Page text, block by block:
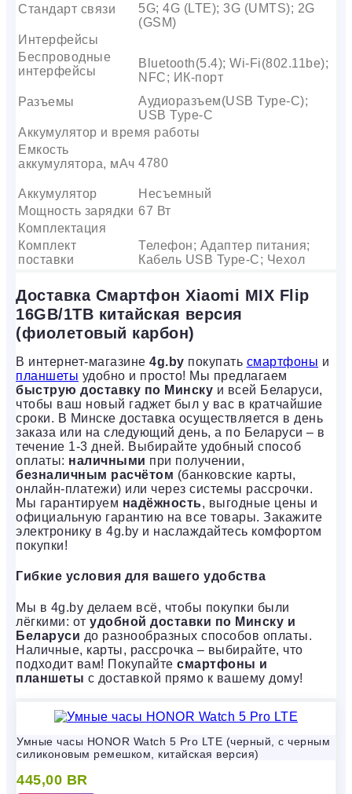
Стандарт связи
5G; 4G (LTE); 3G (UMTS); 2G
(GSM)
Интерфейсы
Беспроводные
интерфейсы
Bluetooth(5.4); Wi-Fi(802.11be);
NFC; ИК-порт
Разъемы
Аудиоразъем(USB Type-C);
USB Type-C
Аккумулятор и время работы
Емкость
аккумулятора, мАч 4780
Аккумулятор
Несъемный
Мощность зарядки 67 Вт
Комплектация
Комплект
поставки
Телефон; Адаптер питания;
Кабель USB Type-C; Чехол
Доставка Смартфон Xiaomi MIX Flip
16GB/1TB китайская версия
(фиолетовый карбон)
В интернет-магазине 4g.by покупать смартфоны и
планшеты удобно и просто! Мы предлагаем
быструю доставку по Минску и всей Беларуси,
чтобы ваш новый гаджет был у вас в кратчайшие
сроки. В Минске доставка осуществляется в день
заказа или на следующий день, а по Беларуси – в
течение 1-3 дней. Выбирайте удобный способ
оплаты: наличными при получении,
безналичным расчётом (банковские карты,
онлайн-платежи) или через системы рассрочки.
Мы гарантируем надёжность, выгодные цены и
официальную гарантию на все товары. Закажите
электронику в 4g.by и наслаждайтесь комфортом
покупки!
Гибкие условия для вашего удобства
Мы в 4g.by делаем всё, чтобы покупки были
лёгкими: от удобной доставки по Минску и
Беларуси до разнообразных способов оплаты.
Наличные, карты, рассрочка – выбирайте, что
подходит вам! Покупайте смартфоны и
планшеты с доставкой прямо к вашему дому!
Умные часы HONOR Watch 5 Pro LTE (черный, с черным
силиконовым ремешком, китайская версия)
445,00 BR